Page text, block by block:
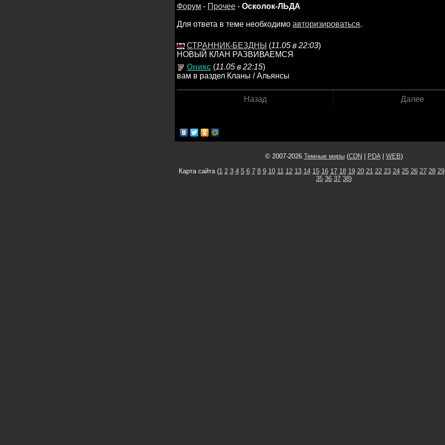
Форум - Прочее - Осколок-ЛЬДА
Для ответа в теме необходимо авторизироваться.
СТРАННИК-БЕЗДНЫ (11.05 в 22:03)
НОВЫЙ КЛАН РАЗВИВАЕМСЯ
Оникс (11.05 в 22:15)
вам в раздел Кланы / Альянсы
Назад Далее
© 2007-2026 Темные миры(CDN PDA| WEB)
Карта сайта (1 2 3 4 5 6 7 8 9 10 11 12 13 14 15 16 17 18 19 20 21 22 23 24 25 26 27 28 29
35 36 37 38)